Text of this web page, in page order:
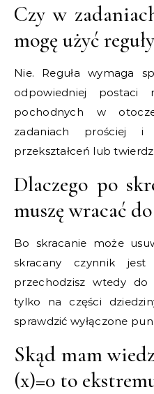
Czy w
mogę użyć
Nie. Reguła wymaga
odpowiedniej postaci
pochodnych w
zadaniach prościej i
przekształceń lub
Dlaczego po
muszę wracać
Bo skracanie może
skracany czynnik
przechodzisz wtedy do
tylko na części
sprawdzić wyłączone
Skąd mam
(x)=0 to